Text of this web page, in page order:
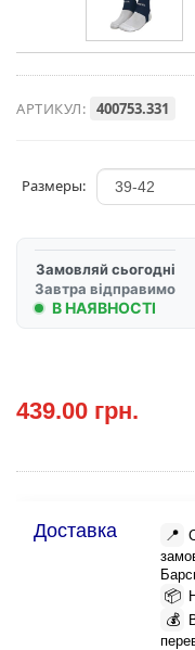
АРТИКУЛ: 400753.331
Размеры:
Замовляй сьогодні
Завтра відправимо
В НАЯВНОСТІ
439.00 грн.
Доставка 📍
📦
💰